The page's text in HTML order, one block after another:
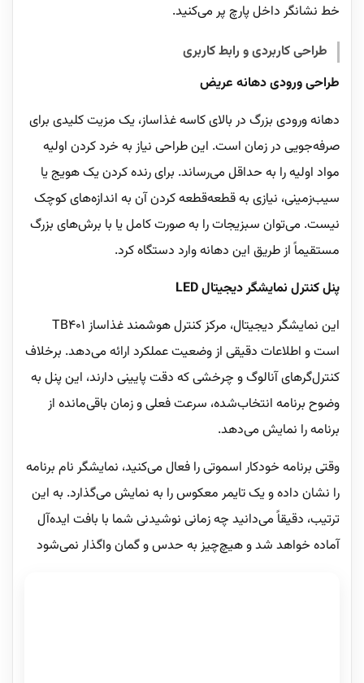
خط نشانگر داخل پارچ پر می‌کنید.
طراحی کاربردی و رابط کاربری
طراحی ورودی دهانه عریض
دهانه ورودی بزرگ در بالای کاسه غذاساز، یک مزیت کلیدی برای
صرفه‌جویی در زمان است. این طراحی نیاز به خرد کردن اولیه
مواد اولیه را به حداقل می‌رساند. برای رنده کردن یک هویج یا
سیب‌زمینی، نیازی به قطعه‌قطعه کردن آن به اندازه‌های کوچک
نیست. می‌توان سبزیجات را به صورت کامل یا با برش‌های بزرگ
مستقیماً از طریق این دهانه وارد دستگاه کرد.
پنل کنترل نمایشگر دیجیتال LED
این نمایشگر دیجیتال، مرکز کنترل هوشمند غذاساز TB401
است و اطلاعات دقیقی از وضعیت عملکرد ارائه می‌دهد. برخلاف
کنترل‌گرهای آنالوگ و چرخشی که دقت پایینی دارند، این پنل به
وضوح برنامه انتخاب‌شده، سرعت فعلی و زمان باقی‌مانده از
برنامه را نمایش می‌دهد.
وقتی برنامه خودکار اسموتی را فعال می‌کنید، نمایشگر نام برنامه
را نشان داده و یک تایمر معکوس را به نمایش می‌گذارد. به این
ترتیب، دقیقاً می‌دانید چه زمانی نوشیدنی شما با بافت ایده‌آل
آماده خواهد شد و هیچ‌چیز به حدس و گمان واگذار نمی‌شود